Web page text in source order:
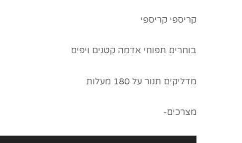
קריספי קריספי
בוחרים תפוחי אדמה קטנים ויפים
מדליקים תנור על 180 מעלות
מצרכים-